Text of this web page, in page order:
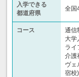
入学できる
都道府県
全国
コース
通信
大学
ライ
介護
ヴェ
宿校)